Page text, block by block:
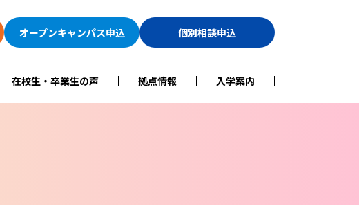
在校生・卒業生の声 拠点情報 入学案内
オープンキャンパス申込 個別相談申込